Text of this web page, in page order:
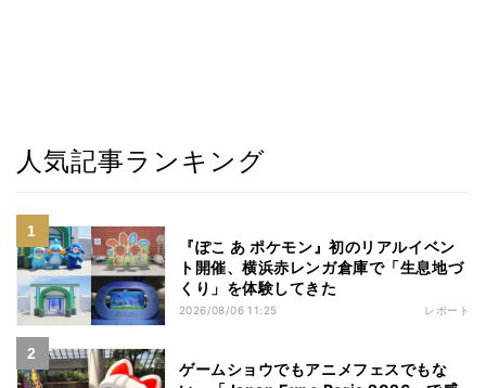
人気記事ランキング
『ぽこ あ ポケモン』初のリアルイベン
ト開催、横浜赤レンガ倉庫で「生息地づ
くり」を体験してきた
2026/08/06 11:25 レポート
ゲームショウでもアニメフェスでもな